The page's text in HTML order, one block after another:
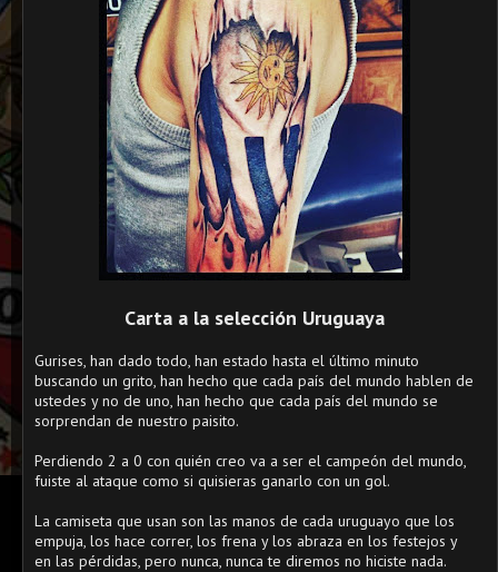
Carta a la selección Uruguaya
Gurises, han dado todo, han estado hasta el último minuto
buscando un grito, han hecho que cada país del mundo hablen de
ustedes y no de uno, han hecho que cada país del mundo se
sorprendan de nuestro paisito.
Perdiendo 2 a 0 con quién creo va a ser el campeón del mundo,
fuiste al ataque como si quisieras ganarlo con un gol.
La camiseta que usan son las manos de cada uruguayo que los
empuja, los hace correr, los frena y los abraza en los festejos y
en las pérdidas, pero nunca, nunca te diremos no hiciste nada.